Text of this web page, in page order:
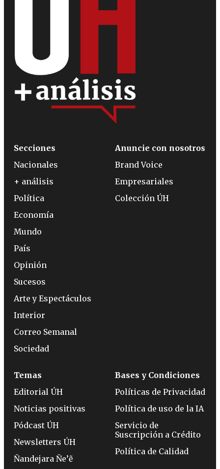
Secciones
Nacionales
+ análisis
Política
Economía
Mundo
País
Opinión
Sucesos
Arte y Espectáculos
Interior
Correo Semanal
Sociedad
Anuncie con nosotros
Brand Voice
Empresariales
Colección ÚH
Temas
Editorial ÚH
Noticias positivas
Pódcast ÚH
Newsletters ÚH
Ñandejara Ñe’ẽ
Bases y Condiciones
Políticas de Privacidad
Política de uso de la IA
Servicio de
Suscripción a Crédito
Política de Calidad